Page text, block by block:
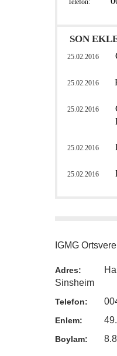
Telefon:
SON
25.02.2016
25.02.2016
25.02.2016
25.02.2016
25.02.2016
IGMG
Adres:
Sinsheim
Telefon:
Enlem:
Boylam: